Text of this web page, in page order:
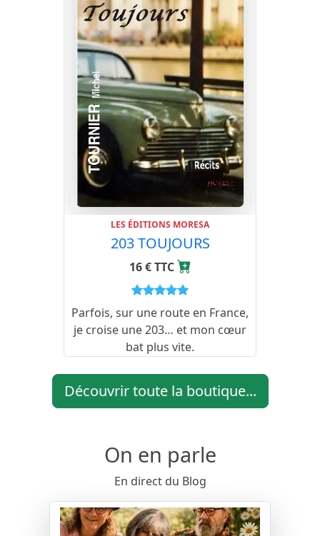
LES ÉDITIONS MORESA
203 TOUJOURS
16 € TTC
Parfois, sur une route en France,
je croise une 203… et mon cœur
bat plus vite.
Découvrir toute la boutique...
On en parle
En direct du Blog